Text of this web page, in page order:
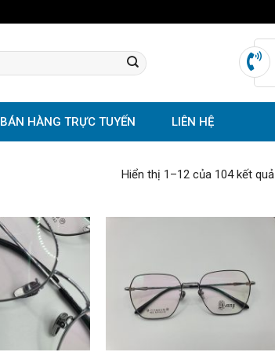
BÁN HÀNG TRỰC TUYẾN LIÊN HỆ
Hiển thị 1–12 của 104 kết quả